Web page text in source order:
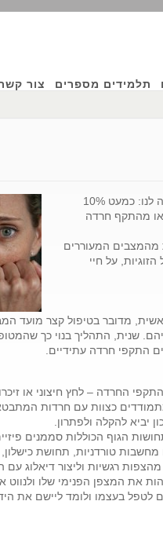
תלמידים מספרים צור
חרדה – וחרדה בכלל – נפוצים בהרבה ממה שנדמה לנו: כמעט 10%
או מהתקף חרדה
מהמצבים המעוררים
על חיי
מדובר בטיפול קצר מועד
שנית, התהליך בנוי כך
התקפי חרדה עתידיים.
החרדה – לחץ חיצוני או
כצוות עם חרדות
יביא להקלה ולפתרון.
הגוף הכוללות סממנים
טורדניות, תחושת
רגשיות וליצור דיאלוג
את המצפן הפנימי שלו ולנווט
לטפל בעצמו ולומד ליישם את